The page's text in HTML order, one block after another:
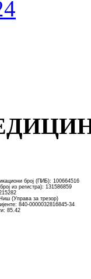
број (ПИБ): 100664516
из регистра): 131586859
(Управа за трезор)
840-0000032816845-34
85.42